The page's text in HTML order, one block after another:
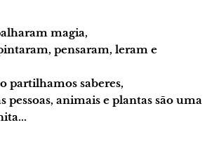
magia,
pensaram, leram e
partilhamos saberes,
pessoas, animais e plantas são uma